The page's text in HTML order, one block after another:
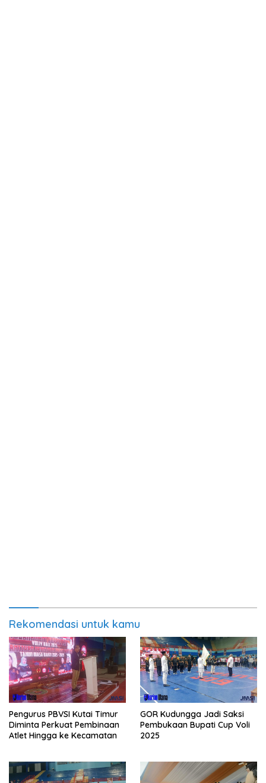
Rekomendasi untuk kamu
Pengurus PBVSI Kutai Timur
Diminta Perkuat Pembinaan
Atlet Hingga ke Kecamatan
GOR Kudungga Jadi Saksi
Pembukaan Bupati Cup Voli
2025